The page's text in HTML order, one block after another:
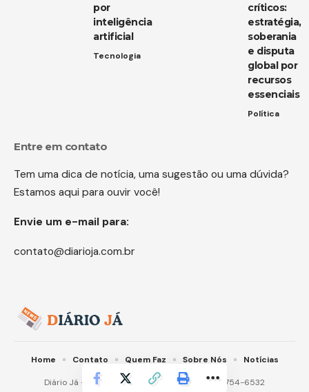
por
inteligência
artificial
Tecnologia
críticos:
estratégia,
soberania
e disputa
global por
recursos
essenciais
Política
Entre em contato
Tem uma dica de notícia, uma sugestão ou uma dúvida?
Estamos aqui para ouvir você!
Envie um e-mail para:
contato@diarioja.com.br
Diário Já - contato@diarioja.com.br- tel.(11)91754-6532
Home Contato Quem Faz Sobre Nós Notícias